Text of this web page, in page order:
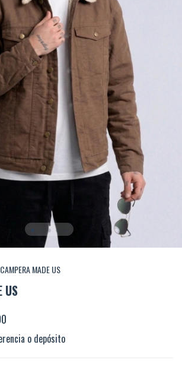
CAMPERA MADE US
US
o depósito